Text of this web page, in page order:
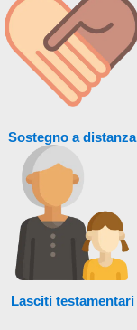
Sostegno a distanza
Lasciti testamentari